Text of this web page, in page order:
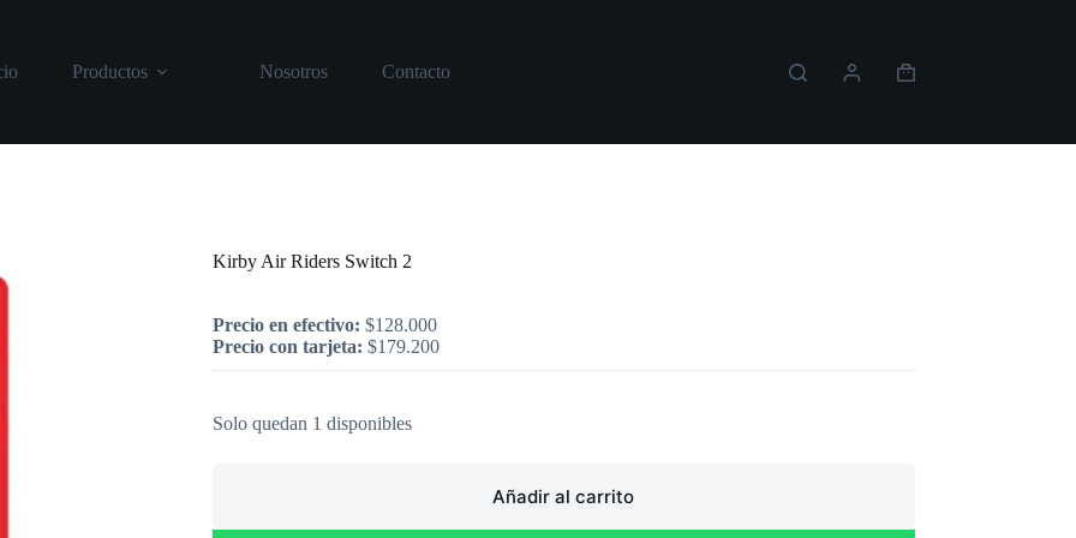
Productos Nosotros Contacto
Carro
Kirby Air Riders Switch 2
Precio en efectivo: $128.000
Precio con tarjeta: $179.200
Solo quedan 1 disponibles
Añadir al carrito